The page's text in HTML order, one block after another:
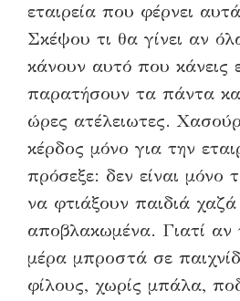
εταιρεία που φέρνει
Σκέψου τι θα γίνει αν
κάνουν αυτό που κάνεις
παρατήσουν τα πάντα
ώρες ατέλειωτες.
κέρδος μόνο για την
πρόσεξε: δεν είναι μόνο
να φτιάξουν παιδιά χαζά
αποβλακωμένα. Γιατί
μέρα μπροστά σε
φίλους, χωρίς μπάλα,